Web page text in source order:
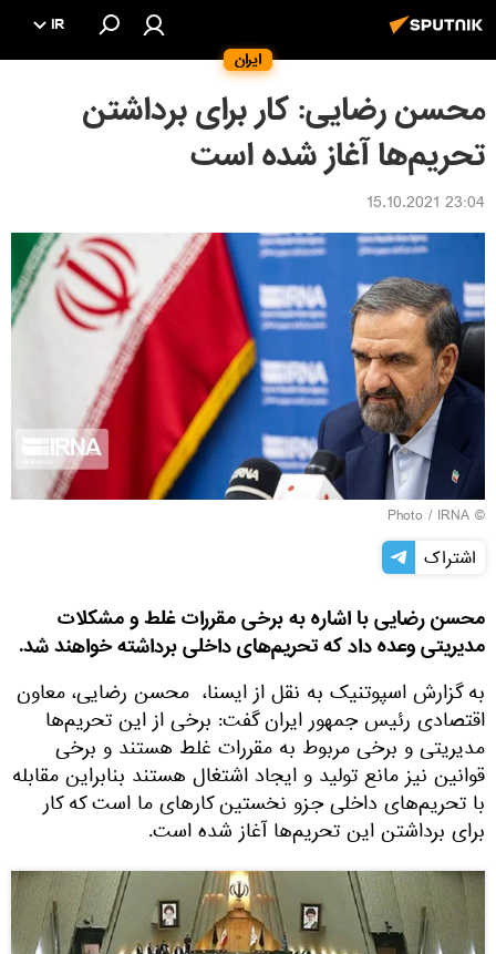
ایران
IR
محسن رضایی: کار برای برداشتن
تحریم‌ها آغاز شده است
23:04 15.10.2021
© Photo /
IRNA
اشتراک
محسن رضایی با اشاره به برخی مقررات غلط و مشکلات
مدیریتی وعده داد که تحریم‌های داخلی برداشته خواهند شد.
به گزارش اسپوتنیک به نقل از ایسنا، محسن رضایی، معاون
اقتصادی رئیس جمهور ایران گفت: برخی از این تحریم‌ها
مدیریتی و برخی مربوط به مقررات غلط هستند و برخی
قوانین نیز مانع تولید و ایجاد اشتغال هستند بنابراین مقابله
با تحریم‌های داخلی جزو نخستین کارهای ما است که کار
برای برداشتن این تحریم‌ها آغاز شده است.